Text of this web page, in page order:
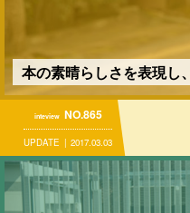
本の素晴らしさを表現し
inteview NO.865
UPDATE 2017.03.03